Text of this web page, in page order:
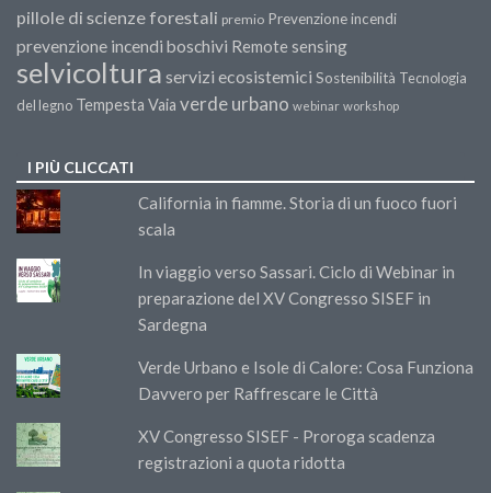
pillole di scienze forestali premio Prevenzione incendi
prevenzione incendi boschivi Remote sensing
selvicoltura servizi ecosistemici Sostenibilità Tecnologia
del legno Tempesta Vaia verde urbano webinar workshop
I PIÙ CLICCATI
California in fiamme. Storia di un fuoco fuori
scala
In viaggio verso Sassari. Ciclo di Webinar in
preparazione del XV Congresso SISEF in
Sardegna
Verde Urbano e Isole di Calore: Cosa Funziona
Davvero per Raffrescare le Città
XV Congresso SISEF - Proroga scadenza
registrazioni a quota ridotta